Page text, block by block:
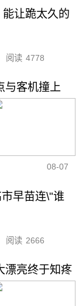
让跪太久的
阅读 4778
与客机撞上
08-07
早苗连\"谁
阅读 2666
漂亮终于知疼